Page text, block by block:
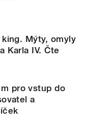
Mýty, omyly
Karla IV. Čte
pro vstup do
a